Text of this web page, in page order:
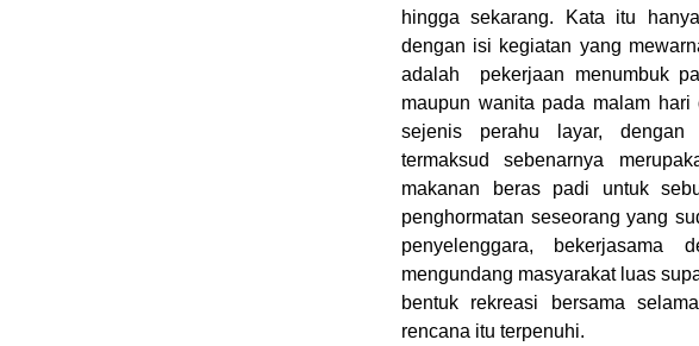
hingga sekarang. Kata itu
dengan isi kegiatan yang
adalah pekerjaan menumbuk
maupun wanita pada malam
sejenis perahu layar, dengan
termaksud sebenarnya
makanan beras padi untuk
penghormatan seseorang yang
penyelenggara, bekerjasama
mengundang masyarakat luas
bentuk rekreasi bersama
rencana itu terpenuhi.